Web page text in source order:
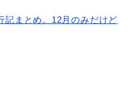
記まとめ。12月のみだけど